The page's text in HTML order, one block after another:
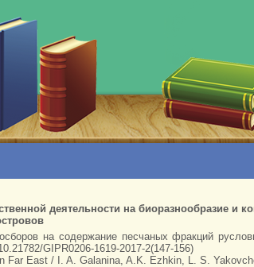
деятельности на биоразнообразие и
на содержание песчаных фракций
GIPR0206-1619-2017-2(147-156)
Far East / I. A. Galanina, A.K. Ezhkin, L. S.